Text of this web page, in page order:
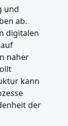
und
ab.
digitalen
naher
kann
der